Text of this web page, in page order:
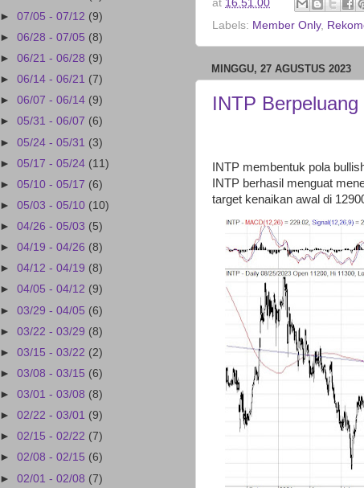
at 16.51.00
Labels: Member Only,
MINGGU, 27 AGUSTUS 2023
INTP
INTP membentuk pola
INTP berhasil menguat
target kenaikan awal di
►07/05 - 07/12 (9)
►06/28 - 07/05 (8)
►06/21 - 06/28 (9)
►06/14 - 06/21 (7)
►06/07 - 06/14 (9)
►05/31 - 06/07 (6)
►05/24 - 05/31 (3)
►05/17 - 05/24 (11)
►05/10 - 05/17 (6)
►05/03 - 05/10 (10)
►04/26 - 05/03 (5)
►04/19 - 04/26 (8)
►04/12 - 04/19 (8)
►04/05 - 04/12 (9)
►03/29 - 04/05 (6)
►03/22 - 03/29 (8)
►03/15 - 03/22 (2)
►03/08 - 03/15 (6)
►03/01 - 03/08 (8)
►02/22 - 03/01 (9)
►02/15 - 02/22 (7)
►02/08 - 02/15 (6)
►02/01 - 02/08 (7)